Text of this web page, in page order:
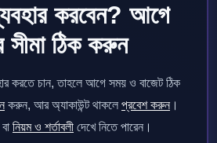
করবেন? আগে
সীমা ঠিক করুন
করতে চান, তাহলে আগে সময় ও বাজেট ঠিক
করুন, আর অ্যাকাউন্ট থাকলে প্রবেশ করুন।
বা নিয়ম ও শর্তাবলী দেখে নিতে পারেন।